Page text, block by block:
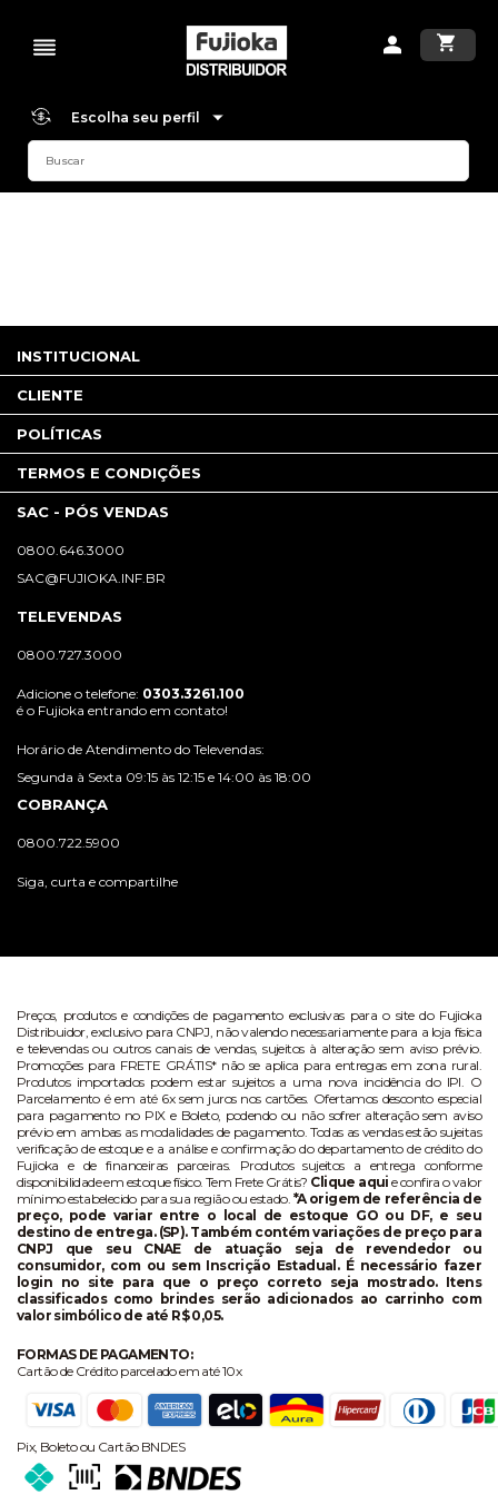
Escolha seu perfil
INSTITUCIONAL
CLIENTE
POLÍTICAS
TERMOS E CONDIÇÕES
SAC - PÓS VENDAS
0800.646.3000
SAC@FUJIOKA.INF.BR
TELEVENDAS
0800.727.3000
Adicione o telefone: 0303.3261.100
é o Fujioka entrando em contato!
Horário de Atendimento do Televendas:
Segunda à Sexta 09:15 às 12:15 e 14:00 às 18:00
COBRANÇA
0800.722.5900
Siga, curta e compartilhe
Preços, produtos e condições de pagamento exclusivas para o site do Fujioka
Distribuidor, exclusivo para CNPJ, não valendo necessariamente para a loja física
e televendas ou outros canais de vendas, sujeitos à alteração sem aviso prévio.
Promoções para FRETE GRÁTIS* não se aplica para entregas em zona rural.
Produtos importados podem estar sujeitos a uma nova incidência do IPI. O
Parcelamento é em até 6x sem juros nos cartões. Ofertamos desconto especial
para pagamento no PIX e Boleto, podendo ou não sofrer alteração sem aviso
prévio em ambas as modalidades de pagamento. Todas as vendas estão sujeitas
verificação de estoque e a análise e confirmação do departamento de crédito do
Fujioka e de financeiras parceiras. Produtos sujeitos a entrega conforme
disponibilidade em estoque físico. Tem Frete Grátis? Clique aqui e confira o valor
mínimo estabelecido para sua região ou estado. *A origem de referência de
preço, pode variar entre o local de estoque GO ou DF, e seu
destino de entrega. (SP). Também contém variações de preço para
CNPJ que seu CNAE de atuação seja de revendedor ou
consumidor, com ou sem Inscrição Estadual. É necessário fazer
login no site para que o preço correto seja mostrado. Itens
classificados como brindes serão adicionados ao carrinho com
valor simbólico de até R$ 0,05.
FORMAS DE PAGAMENTO:
Cartão de Crédito parcelado em até 10x
Pix, Boleto ou Cartão BNDES